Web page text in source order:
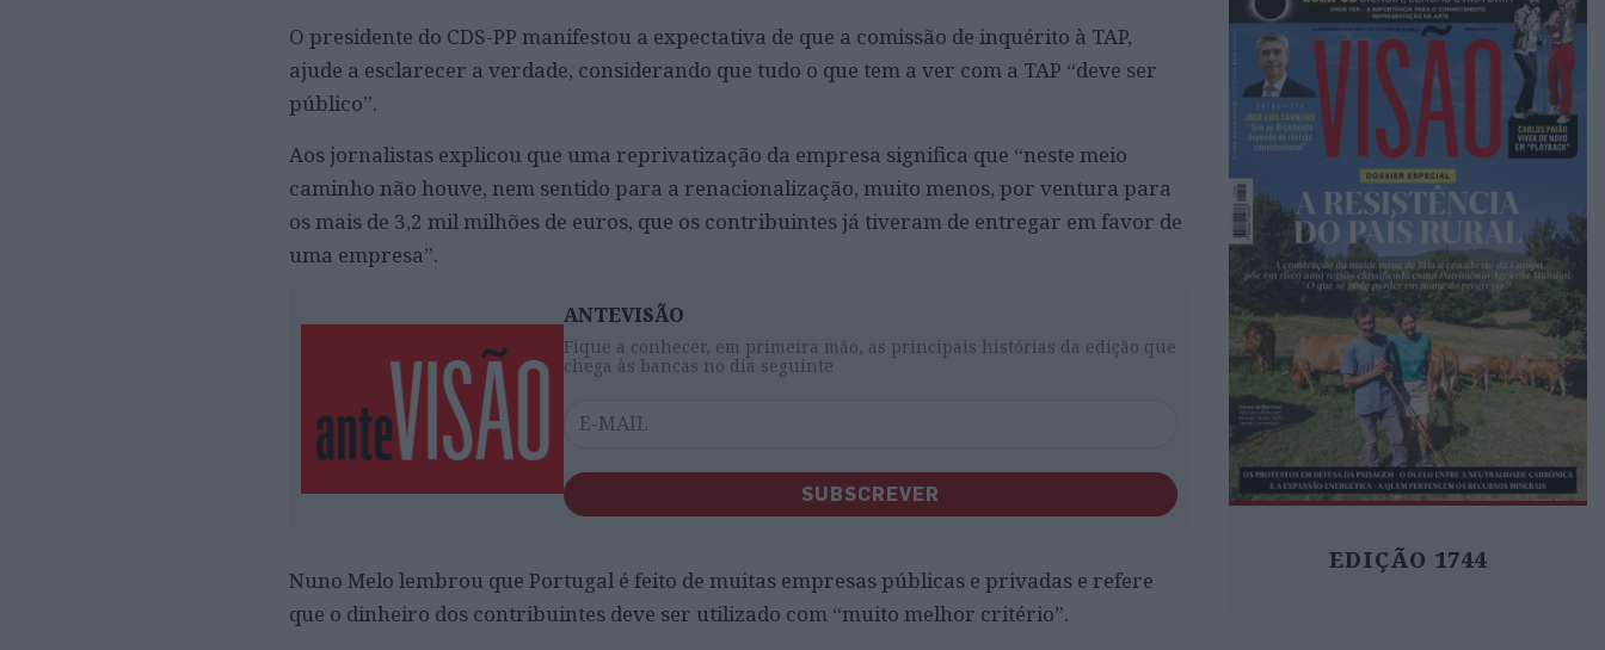
O presidente do CDS-PP manifestou a expectativa de que a comissão de inquérito à TAP,
ajude a esclarecer a verdade, considerando que tudo o que tem a ver com a TAP “deve ser
público”.
Aos jornalistas explicou que uma reprivatização da empresa significa que “neste meio
caminho não houve, nem sentido para a renacionalização, muito menos, por ventura para
os mais de 3,2 mil milhões de euros, que os contribuintes já tiveram de entregar em favor de
uma empresa”.
ANTEVISÃO
Fique a conhecer, em primeira mão, as principais histórias da edição que
chega às bancas no dia seguinte
SUBSCREVER
Nuno Melo lembrou que Portugal é feito de muitas empresas públicas e privadas e refere
que o dinheiro dos contribuintes deve ser utilizado com “muito melhor critério”.
EDIÇÃO 1744